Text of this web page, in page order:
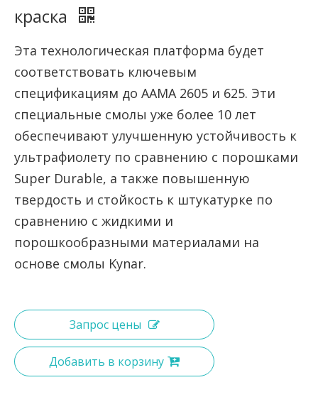
краска
Эта технологическая платформа будет
соответствовать ключевым
спецификациям до AAMA 2605 и 625. Эти
специальные смолы уже более 10 лет
обеспечивают улучшенную устойчивость к
ультрафиолету по сравнению с порошками
Super Durable, а также повышенную
твердость и стойкость к штукатурке по
сравнению с жидкими и
порошкообразными материалами на
основе смолы Kynar.
Запрос цены
Добавить в корзину